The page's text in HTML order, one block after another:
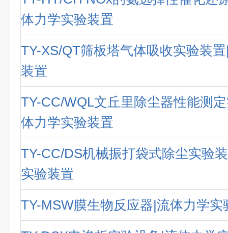
体力学实验装置
TY-XS/QT筛板塔气体吸收实验装
装置
TY-CC/WQL文丘里除尘器性能测
体力学实验装置
TY-CC/DS机械振打袋式除尘实验
实验装置
TY-MSW膜生物反应器|流体力学实